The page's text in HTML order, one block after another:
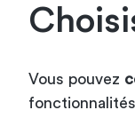
Vous pouvez